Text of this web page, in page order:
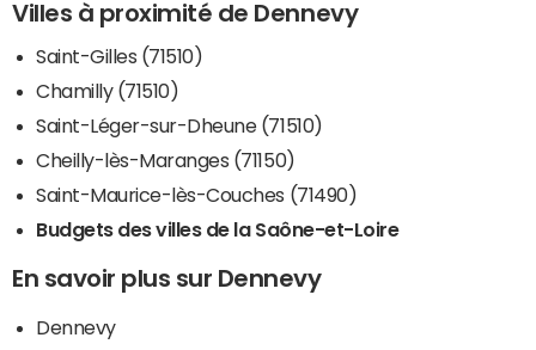
Villes à proximité de Dennevy
Saint-Gilles (71510)
Chamilly (71510)
Saint-Léger-sur-Dheune (71510)
Cheilly-lès-Maranges (71150)
Saint-Maurice-lès-Couches (71490)
Budgets des villes de la Saône-et-Loire
En savoir plus sur Dennevy
Dennevy